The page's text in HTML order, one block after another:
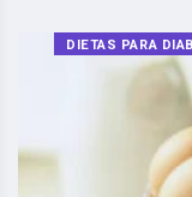
DIETAS PARA